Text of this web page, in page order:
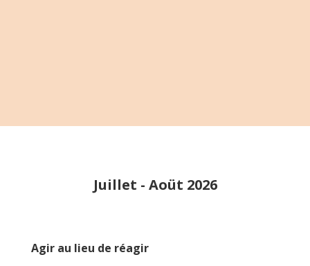
Juillet - Aoüt 2026
Agir au lieu de réagir